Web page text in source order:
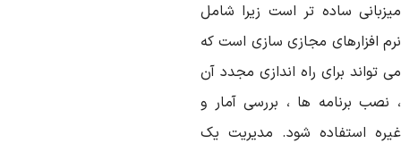
ساده تر است زیرا شامل
افزارهای مجازی سازی است که
تواند برای راه اندازی مجدد آن
نصب برنامه ها ، بررسی آمار و
استفاده شود. مدیریت یک